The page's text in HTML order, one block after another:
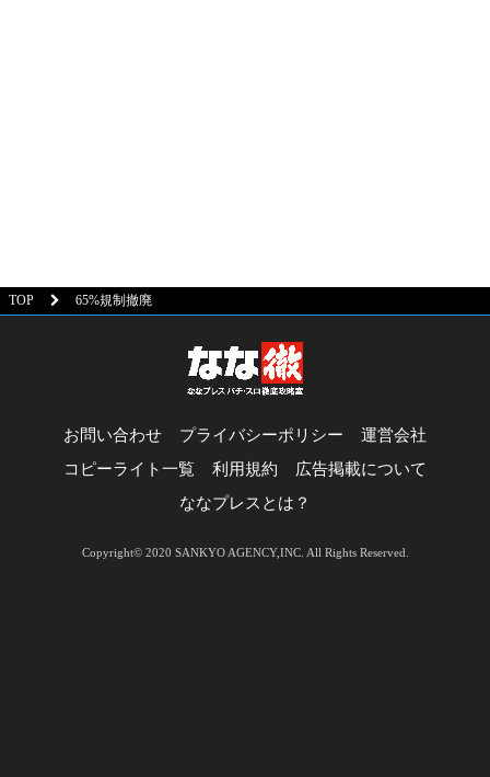
TOP 65%規制撤廃
お問い合わせ プライバシーポリシー
運営会社
コピーライト一覧
利用規約
広告掲載について
ななプレスとは？
Copyright© 2020 SANKYO AGENCY,INC. All Rights Reserved.